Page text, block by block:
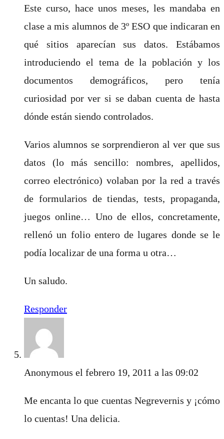
Este curso, hace unos meses, les mandaba en
clase a mis alumnos de 3º ESO que indicaran en
qué sitios aparecían sus datos. Estábamos
introduciendo el tema de la población y los
documentos demográficos, pero tenía
curiosidad por ver si se daban cuenta de hasta
dónde están siendo controlados.
Varios alumnos se sorprendieron al ver que sus
datos (lo más sencillo: nombres, apellidos,
correo electrónico) volaban por la red a través
de formularios de tiendas, tests, propaganda,
juegos online… Uno de ellos, concretamente,
rellenó un folio entero de lugares donde se le
podía localizar de una forma u otra…
Un saludo.
Responder
Anonymous el febrero 19, 2011 a las 09:02
Me encanta lo que cuentas Negrevernis y ¡cómo
lo cuentas! Una delicia.